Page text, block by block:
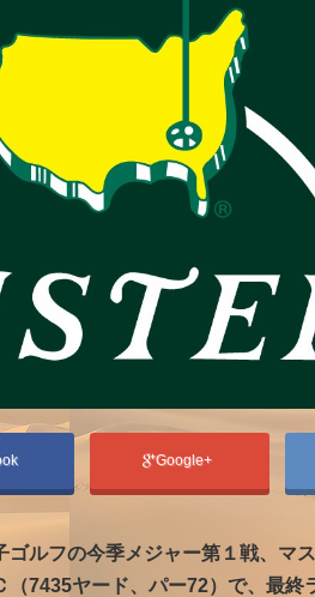
Google+
ゴルフの今季メジャー第１戦、マ
（7435ヤード、パー72）で、最終